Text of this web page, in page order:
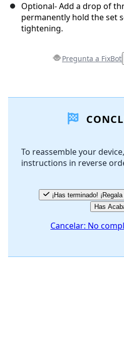
Optional- Add a drop of
permanently hold the set
tightening.
Pregunta a FixBot
Agregar Comentario
To reassemble your
instructions in reverse
¡Has terminado!
Has
Cancelar: No